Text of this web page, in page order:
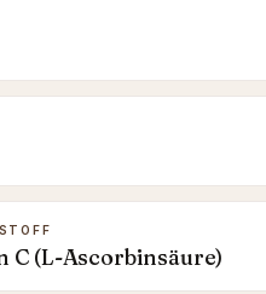
C (L-Ascorbinsäure)